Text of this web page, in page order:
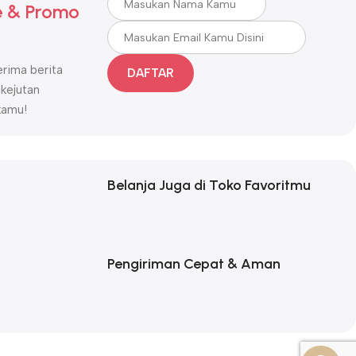
Promo
berita
DAFTAR
Belanja Juga di Toko Favoritmu
Pengiriman Cepat & Aman